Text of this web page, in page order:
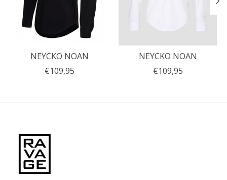
NEYCKO NOAN
€109,95
NEYCKO NOAN
€109,95